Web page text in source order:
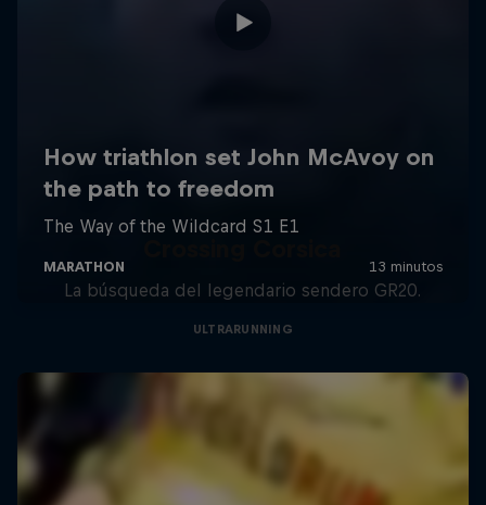
La búsqueda del legendario sendero GR20.
ULTRARUNNING